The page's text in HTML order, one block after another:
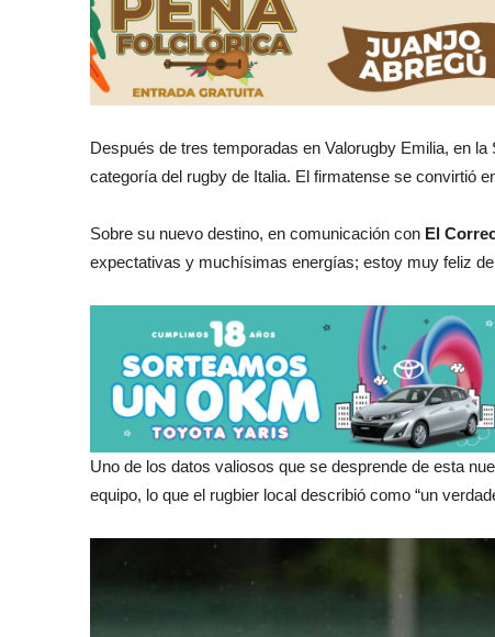
Después de tres temporadas en Valorugby Emilia, en
categoría del rugby de Italia. El firmatense se convirtió
Sobre su nuevo destino, en comunicación con El
expectativas y muchísimas energías; estoy muy feliz de
Uno de los datos valiosos que se desprende de esta
equipo, lo que el rugbier local describió como “un